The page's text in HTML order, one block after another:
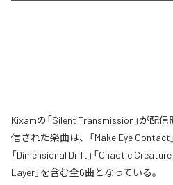
Kixamの「Silent Transmission」が配
信された楽曲は、「Make Eye Contact
「Dimensional Drift」「Chaotic Creature
Layer」を含む全6曲となっている。